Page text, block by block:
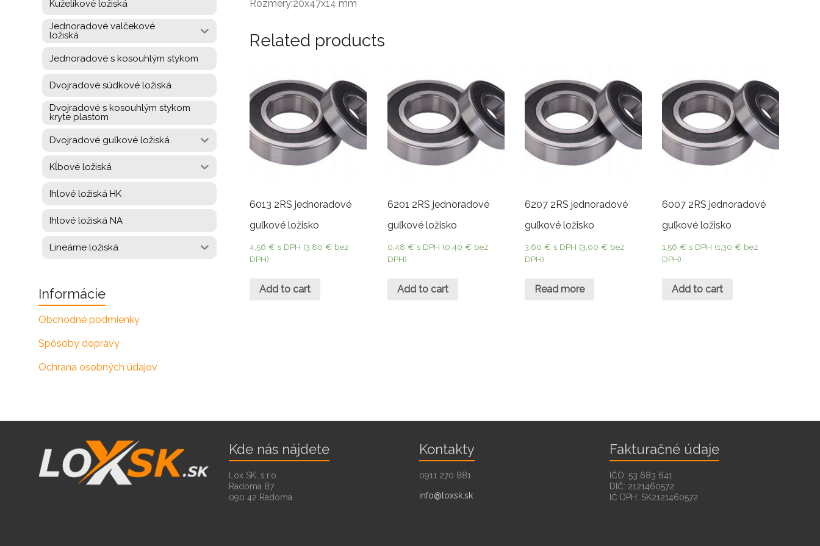
Rozmery:20x47x14 mm
Related products
6013 2RS jednoradové
guľkové ložisko
4,56€ s DPH (3,80€ bez
DPH)
Add to cart
6201 2RS jednoradové
guľkové ložisko
0,48 € s DPH (0,40 €bez
DPH)
Add to cart
6207 2RS jednoradové
guľkové ložisko
3,60 € s DPH (3,00 €bez
DPH)
Read more
6007 2RS jednoradové
guľkové ložisko
1,56€ s DPH (1,30€ bez
DPH)
Add to cart
Kuželíkové ložiská
Jednoradové valčekové
ložiská
Jednoradové s kosouhlým stykom
Dvojradové súdkové ložiská
Dvojradové s kosouhlým stykom
kryte plastom
Dvojradové guľkové ložiská
Kĺbové ložiská
Ihlové ložiská HK
Ihlové ložiská NA
Lineárne ložiská
Informácie
Obchodné podmienky
Spôsoby dopravy
Ochrana osobných údajov
Kde nás nájdete
Lox SK, s.r.o.
Radoma 87
090 42 Radoma
Kontakty
0911 270 881
info@loxsk.sk
Fakturačné údaje
IČO: 53 683 641
DIČ: 2121460572
IČ DPH: SK2121460572